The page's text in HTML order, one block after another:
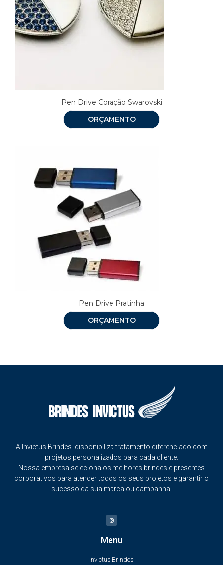
Pen Drive Coração Swarovski
ORÇAMENTO
Pen Drive Pratinha
ORÇAMENTO
A Invictus Brindes disponibiliza tratamento diferenciado com
projetos personalizados para cada cliente.
Nossa empresa seleciona os melhores brindes e presentes
corporativos para atender todos os seus projetos e garantir o
sucesso da sua marca ou campanha.
Menu
Invictus Brindes